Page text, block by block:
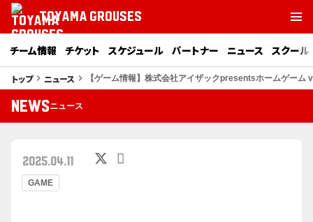
TOYAMA GROUSES
チーム情報 チケット スケジュール パートナー ニュース スクール
トップkeyboard_arrow_right ニュース keyboard_arrow_right 【ゲーム情報】株式会社アイザックpresentsホームゲーム
NEWSニュース
GAME
2025.04.11